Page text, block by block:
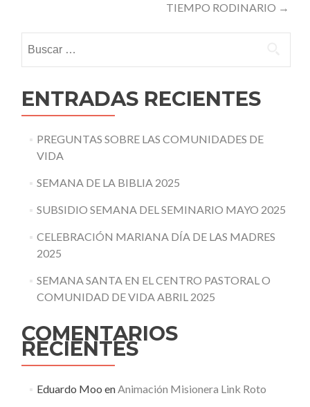
TIEMPO RODINARIO →
ENTRADAS RECIENTES
PREGUNTAS SOBRE LAS COMUNIDADES DE
VIDA
SEMANA DE LA BIBLIA 2025
SUBSIDIO SEMANA DEL SEMINARIO MAYO 2025
CELEBRACIÓN MARIANA DÍA DE LAS MADRES
2025
SEMANA SANTA EN EL CENTRO PASTORAL O
COMUNIDAD DE VIDA ABRIL 2025
COMENTARIOS
RECIENTES
Eduardo Moo enAnimación Misionera Link Roto